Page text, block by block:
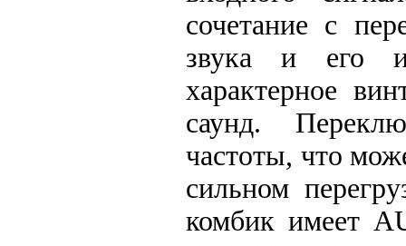
сочетание с
звука и его
характерное
саунд.
частоты, что
сильном
комбик имеет